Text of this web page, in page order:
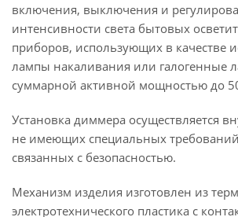
включения, выключения и
интенсивности света бытовых
приборов, использующих в качестве
лампы накаливания или галогенные
суммарной активной мощностью до
Установка диммера осуществляется
не имеющих специальных
связанных с безопасностью.
Механизм изделия изготовлен из
электротехнического пластика с